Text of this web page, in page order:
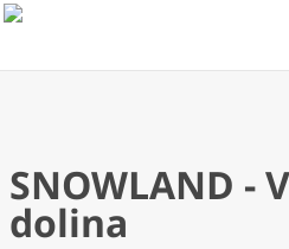
SNOWLAND -
dolina